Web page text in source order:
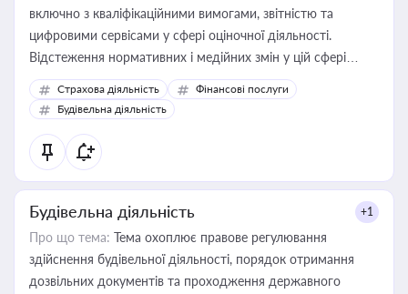
включно з кваліфікаційними вимогами, звітністю та
цифровими сервісами у сфері оціночної діяльності.
Відстеження нормативних і медійних змін у цій сфері
корисне для власника бізнесу, керівника, юриста або
бухгалтера під час оподаткування, приватизації, оренди
державного майна, корпоративних угод і перевірки
статусу суб'єктів оціночної діяльності
Страхова діяльність
Фінансові послуги
Будівельна діяльність
Будівельна діяльність +1
Про що тема: Тема охоплює правове регулювання
здійснення будівельної діяльності, порядок отримання
дозвільних документів та проходження державного